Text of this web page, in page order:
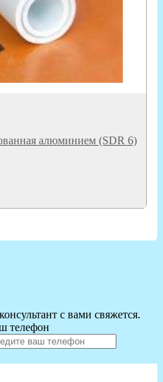
алюминием (SDR 6)
с вами свяжется.
телефон